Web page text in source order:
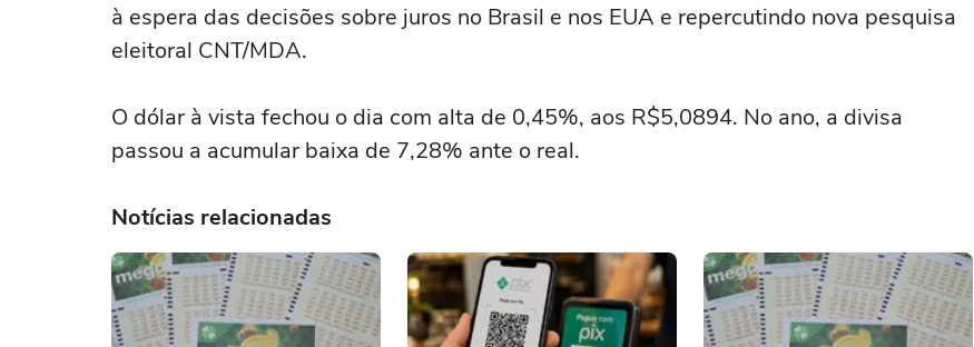
à espera das decisões sobre juros no Brasil e nos EUA e repercutindo nova pesquisa
eleitoral CNT/MDA.
O dólar à vista fechou o dia com alta de 0,45%, aos R$5,0894. No ano, a divisa
passou a acumular baixa de 7,28% ante o real.
Notícias relacionadas